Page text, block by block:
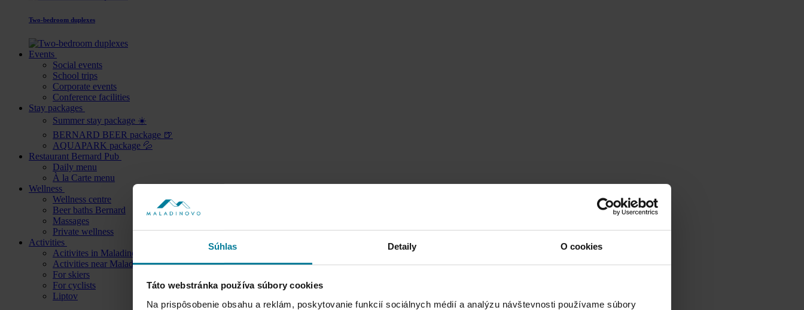
Súhlas Detaily O cookies
Táto webstránka používa súbory cookies
Na prispôsobenie obsahu a reklám, poskytovanie funkcií sociálnych médií a analýzu návštevnosti používame súbory
Two-bedroom duplexes
Events
Social events
School trips
Corporate events
Conference facilities
Stay packages
Summer stay package ☀️
BERNARD BEER package 🍺
AQUAPARK package 💦
Restaurant Bernard Pub
Daily menu
À la Carte menu
Wellness
Wellness centre
Beer baths Bernard
Massages
Private wellness
Activities
Acitivites in Maladinovo
Activities near Maladinovo
For skiers
For cyclists
Liptov